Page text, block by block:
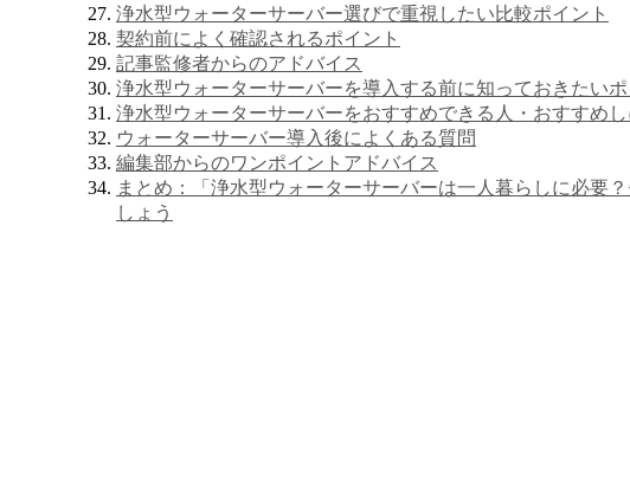
浄水型ウォーターサーバー選びで重視したい比較ポイント
契約前によく確認されるポイント
記事監修者からのアドバイス
浄水型ウォーターサーバーを導入する前に知っておきたいポ
浄水型ウォーターサーバーをおすすめできる人・おすすめし
ウォーターサーバー導入後によくある質問
編集部からのワンポイントアドバイス
まとめ：「浄水型ウォーターサーバーは一人暮らしに必要
しょう